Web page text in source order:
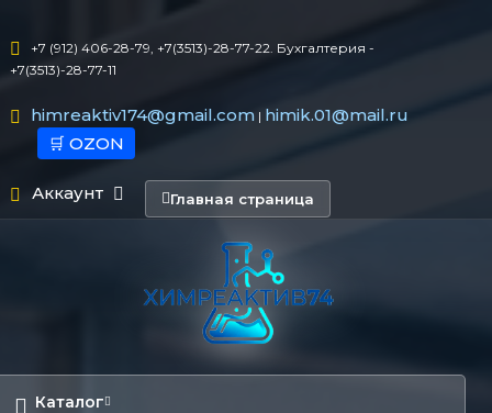
+7 (912) 406-28-79, +7(3513)-28-77-22. Бухгалтерия -
+7(3513)-28-77-11
himreaktiv174@gmail.com| himik.01@mail.ru
🛒 OZON
Аккаунт Главная страница
Каталог